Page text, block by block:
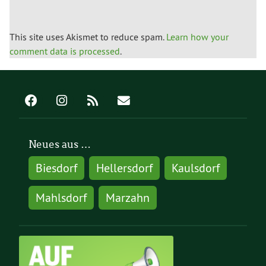
This site uses Akismet to reduce spam. Learn how your
comment data is processed.
Neues aus …
Biesdorf Hellersdorf
Kaulsdorf
Mahlsdorf
Marzahn